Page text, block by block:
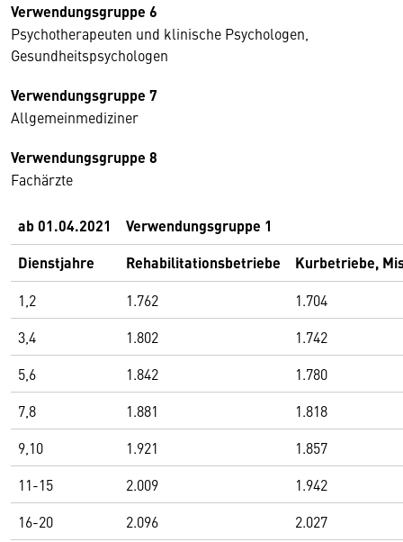
Verwendungsgruppe 6
Psychotherapeuten und klinische Psychologen,
Gesundheitspsychologen
Verwendungsgruppe 7
Allgemeinmediziner
Verwendungsgruppe 8
Fachärzte
ab 01.04.2021
Verwendungsgruppe 1
Dienstjahre
Rehabilitationsbetriebe Kurbetriebe,
1,2 1.762
1.704
3,4
1.802
1.742
5,6
1.842
1.780
7,8
1.881
1.818
9,10
1.921
1.857
11-15
2.009
1.942
16-20
2.096 2.027